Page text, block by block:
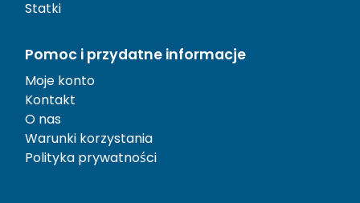
Statki
Pomoc i przydatne informacje
Moje konto
Kontakt
O nas
Warunki korzystania
Polityka prywatności